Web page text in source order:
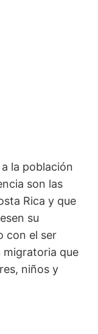
la población
son las
Rica y que
su
con el ser
migratoria que
niños y